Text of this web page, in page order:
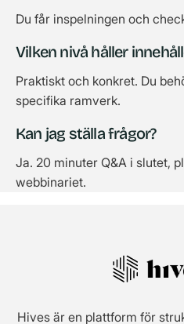
Du får inspelningen och
Vilken nivå håller
Praktiskt och konkret. Du
specifika ramverk.
Kan jag ställa frågor?
Ja. 20 minuter Q&A i slutet,
webbinariet.
Hives är en plattform för